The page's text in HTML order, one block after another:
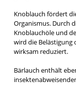
Knoblauch fördert
Organismus. Durch
Knoblauchöle und
wird die Belästigung
wirksam reduziert.
Bärlauch enthält